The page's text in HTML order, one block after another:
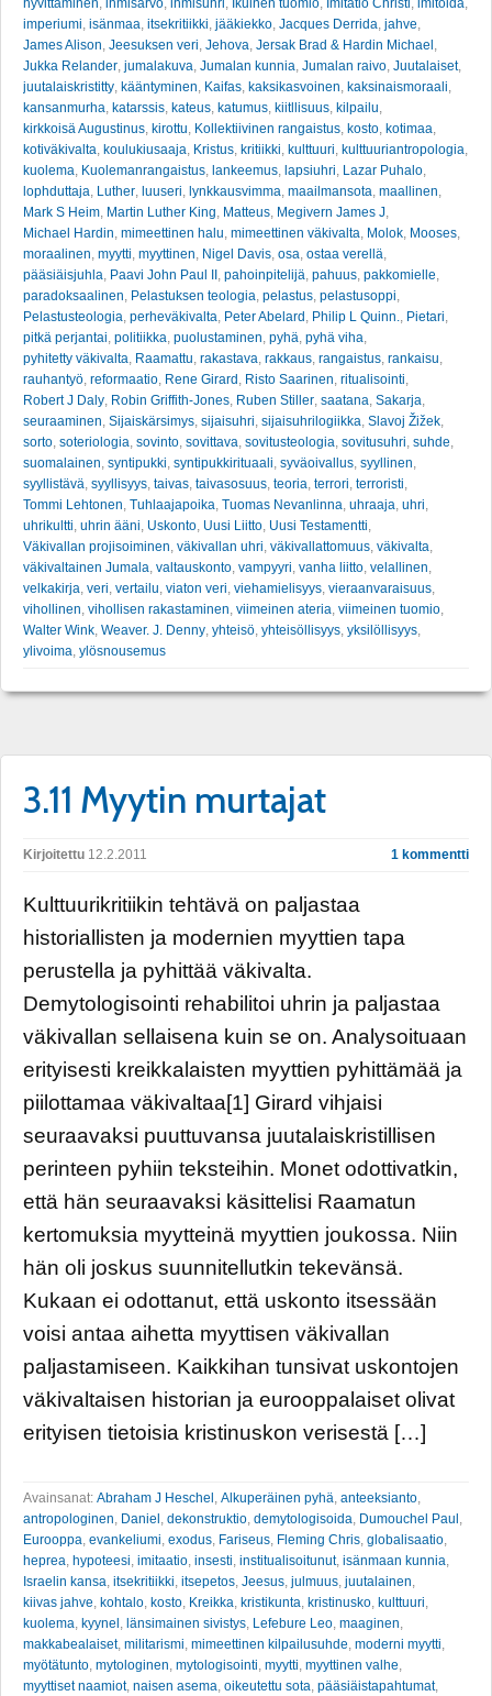
hyvittäminen, ihmisarvo, ihmisuhri , Ikuinen tuomio, Imitatio Christi , imitoida,
imperiumi, isänmaa, itsekritiikki, jääkiekko, Jacques Derrida, jahve,
James Alison, Jeesuksen veri, Jehova, Jersak Brad & Hardin Michael ,
Jukka Relander, jumalakuva, Jumalan kunnia, Jumalan raivo, Juutalaiset,
juutalaiskristitty, kääntyminen, Kaifas, kaksikasvoinen, kaksinaismoraali,
kansanmurha, katarssis, kateus, katumus, kiitllisuus, kilpailu,
kirkkoisä Augustinus, kirottu, Kollektiivinen rangaistus, kosto, kotimaa,
kotiväkivalta, koulukiusaaja, Kristus, kritiikki, kulttuuri, kulttuuriantropologia,
kuolema, Kuolemanrangaistus, lankeemus, lapsiuhri, Lazar Puhalo,
lophduttaja, Luther, luuseri, lynkkausvimma, maailmansota, maallinen,
Mark S Heim, Martin Luther King, Matteus, Megivern James J,
Michael Hardin, mimeettinen halu, mimeettinen väkivalta, Molok, Mooses,
moraalinen, myytti, myyttinen, Nigel Davis, osa, ostaa verellä,
pääsiäisjuhla, Paavi John Paul II , pahoinpitelijä, pahuus, pakkomielle,
paradoksaalinen, Pelastuksen teologia, pelastus, pelastusoppi,
Pelastusteologia, perheväkivalta, Peter Abelard , Philip L Quinn., Pietari,
pitkä perjantai, politiikka, puolustaminen, pyhä, pyhä viha,
pyhitetty väkivalta, Raamattu, rakastava, rakkaus, rangaistus, rankaisu,
rauhantyö, reformaatio, Rene Girard , Risto Saarinen, ritualisointi,
Robert J Daly, Robin Griffith-Jones, Ruben Stiller, saatana, Sakarja,
seuraaminen, Sijaiskärsimys, sijaisuhri, sijaisuhrilogiikka, Slavoj Žižek,
sorto, soteriologia, sovinto, sovittava, sovitusteologia, sovitusuhri, suhde,
suomalainen, syntipukki, syntipukkirituaali, syväoivallus, syyllinen,
syyllistävä, syyllisyys, taivas, taivasosuus, teoria, terrori, terroristi,
Tommi Lehtonen, Tuhlaajapoika, Tuomas Nevanlinna, uhraaja, uhri,
uhrikultti, uhrin ääni, Uskonto, Uusi Liitto, Uusi Testamentti,
Väkivallan projisoiminen, väkivallan uhri, väkivallattomuus, väkivalta,
väkivaltainen Jumala, valtauskonto, vampyyri, vanha liitto, velallinen,
velkakirja, veri, vertailu, viaton veri, viehamielisyys, vieraanvaraisuus,
vihollinen, vihollisen rakastaminen, viimeinen ateria, viimeinen tuomio,
Walter Wink, Weaver. J. Denny, yhteisö, yhteisöllisyys, yksilöllisyys,
ylivoima, ylösnousemus
3.11 Myytin murtajat
Kirjoitettu 12.2.2011 1 kommentti
Kulttuurikritiikin tehtävä on paljastaa
historiallisten ja modernien myyttien tapa
perustella ja pyhittää väkivalta.
Demytologisointi rehabilitoi uhrin ja paljastaa
väkivallan sellaisena kuin se on. Analysoituaan
erityisesti kreikkalaisten myyttien pyhittämää ja
piilottamaa väkivaltaa[1] Girard vihjaisi
seuraavaksi puuttuvansa juutalaiskristillisen
perinteen pyhiin teksteihin. Monet odottivatkin,
että hän seuraavaksi käsittelisi Raamatun
kertomuksia myytteinä myyttien joukossa. Niin
hän oli joskus suunnitellutkin tekevänsä.
Kukaan ei odottanut, että uskonto itsessään
voisi antaa aihetta myyttisen väkivallan
paljastamiseen. Kaikkihan tunsivat uskontojen
väkivaltaisen historian ja eurooppalaiset olivat
erityisen tietoisia kristinuskon verisestä […]
Avainsanat: Abraham J Heschel Alkuperäinen pyhä anteeksianto
antropologinen Daniel dekonstruktio demytologisoida Dumouchel Paul
Eurooppa evankeliumi exodus Fariseus Fleming Chris globalisaatio
heprea hypoteesi imitaatio insesti institualisoitunut, isänmaan kunnia
Israelin kansa itsekritiikki itsepetos Jeesus julmuus juutalainen
kiivas jahve kohtalo kosto Kreikka kristikunta kristinusko kulttuuri
kuolema kyynel länsimainen sivistys Lefebure Leo maaginen
makkabealaiset, militarismi mimeettinen kilpailusuhde moderni myytti
myötätunto mytologinen mytologisointi myytti myyttinen valhe
myyttiset naamiot, naisen asema oikeutettu sota pääsiäistapahtumat,